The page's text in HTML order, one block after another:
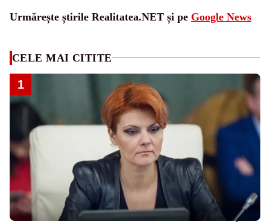
Urmărește știrile Realitatea.NET și pe Google News
CELE MAI CITITE
1